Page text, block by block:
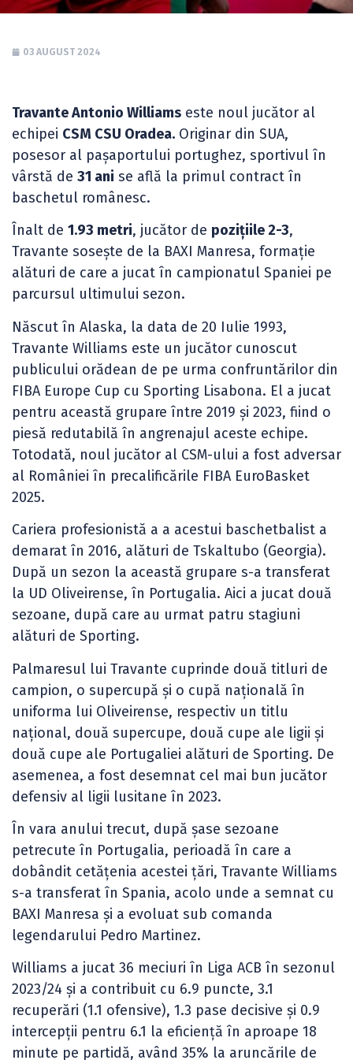
03 AUGUST 2024
Travante Antonio Williams este noul jucător al
echipei CSM CSU Oradea. Originar din SUA,
posesor al pașaportului portughez, sportivul în
vârstă de 31 ani se află la primul contract în
baschetul românesc.
Înalt de 1.93 metri, jucător de pozițiile 2-3,
Travante sosește de la BAXI Manresa, formație
alături de care a jucat în campionatul Spaniei pe
parcursul ultimului sezon.
Născut în Alaska, la data de 20 Iulie 1993,
Travante Williams este un jucător cunoscut
publicului orădean de pe urma confruntărilor din
FIBA Europe Cup cu Sporting Lisabona. El a jucat
pentru această grupare între 2019 și 2023, fiind o
piesă redutabilă în angrenajul aceste echipe.
Totodată, noul jucător al CSM-ului a fost adversar
al României în precalificările FIBA EuroBasket
2025.
Cariera profesionistă a a acestui baschetbalist a
demarat în 2016, alături de Tskaltubo (Georgia).
După un sezon la această grupare s-a transferat
la UD Oliveirense, în Portugalia. Aici a jucat două
sezoane, după care au urmat patru stagiuni
alături de Sporting.
Palmaresul lui Travante cuprinde două titluri de
campion, o supercupă și o cupă națională în
uniforma lui Oliveirense, respectiv un titlu
național, două supercupe, două cupe ale ligii și
două cupe ale Portugaliei alături de Sporting. De
asemenea, a fost desemnat cel mai bun jucător
defensiv al ligii lusitane în 2023.
În vara anului trecut, după șase sezoane
petrecute în Portugalia, perioadă în care a
dobândit cetățenia acestei țări, Travante Williams
s-a transferat în Spania, acolo unde a semnat cu
BAXI Manresa și a evoluat sub comanda
legendarului Pedro Martinez.
Williams a jucat 36 meciuri în Liga ACB în sezonul
2023/24 și a contribuit cu 6.9 puncte, 3.1
recuperări (1.1 ofensive), 1.3 pase decisive și 0.9
intercepții pentru 6.1 la eficiență în aproape 18
minute pe partidă, având 35% la aruncările de